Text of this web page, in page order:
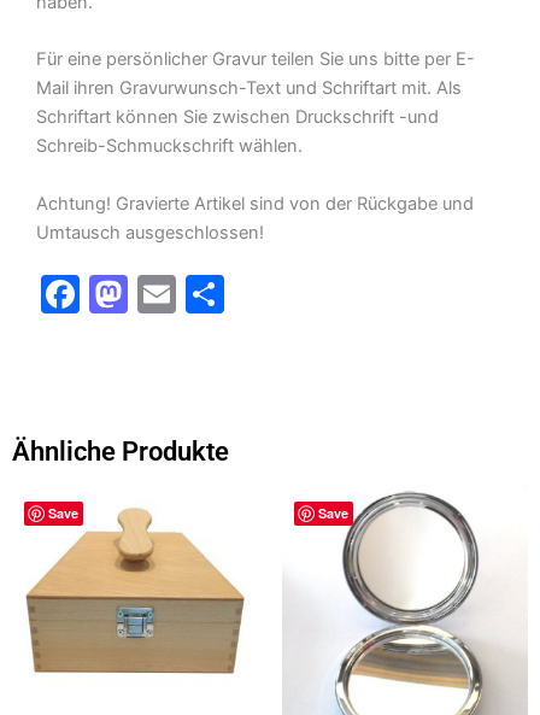
Für eine persönlicher Gravur teilen Sie uns bitte per E-
Mail ihren Gravurwunsch-Text und Schriftart mit. Als
Schriftart können Sie zwischen Druckschrift -und
Schreib-Schmuckschrift wählen.
Achtung! Gravierte Artikel sind von der Rückgabe und
Umtausch ausgeschlossen!
F
b
o
M
d
n
E
Ähnliche Produkte
Save Save